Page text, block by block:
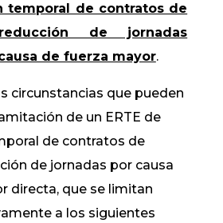
temporal de contratos de
de jornadas
de fuerza mayor.
circunstancias que pueden
de un ERTE de
de contratos de
de jornadas por causa
directa, que se limitan
a los siguientes